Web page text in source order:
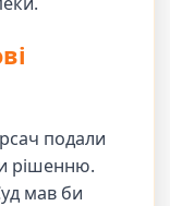
подали
рішенню.
мав би